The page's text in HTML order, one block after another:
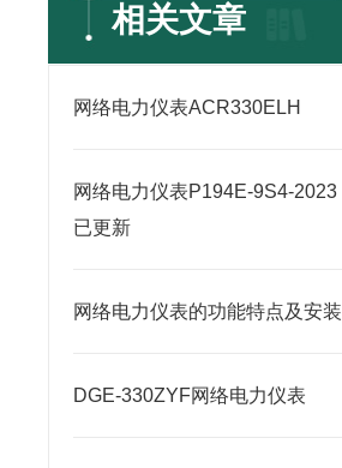
相关文章
网络电力仪表ACR330ELH
网络电力仪表P194E-9S4-2023
已更新
网络电力仪表的功能特点及安装
DGE-330ZYF网络电力仪表